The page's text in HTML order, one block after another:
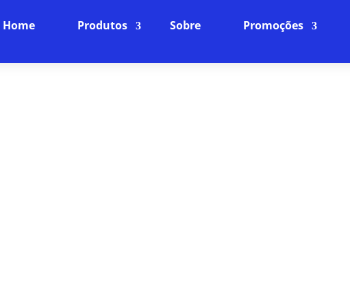
Home Produtos Sobre Promoções